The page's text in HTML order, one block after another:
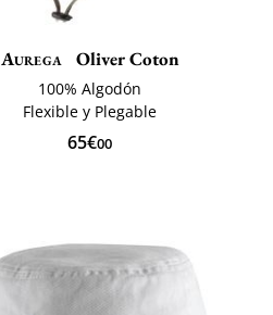
Aurega Oliver Coton
100% Algodón
Flexible y Plegable
65€00